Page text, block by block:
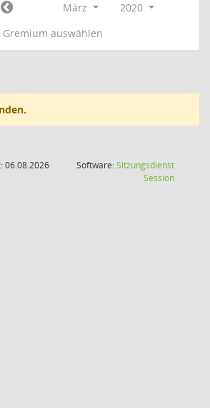
März
2020
Gremium auswählen
06.08.2026
Software:Sitzungsdienst
Session(Wird in